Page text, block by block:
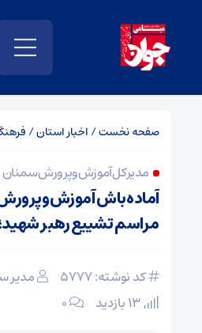
صفحه نخست/ اخبار استان/
مدیرکل آموزش‌وپرورش سمنان
آماده‌باش
مراسم تشییع رهبر شهید؛
کد نوشته: 5777 مدیر
۰